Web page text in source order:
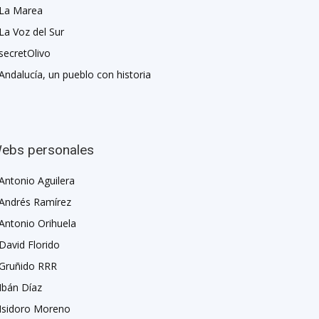
Marea
Voz del Sur
un pueblo con historia
personales
Aguilera
Ramírez
Orihuela
Florido
RRR
Díaz
Moreno